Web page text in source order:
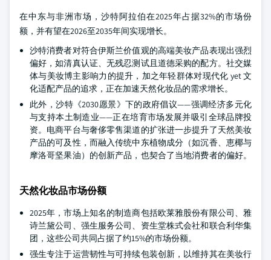
在中东与非洲市场，沙特阿拉伯在2025年占据32%的市场份
额，并有望在2026至2035年间实现增长。
沙特消费者对符合伊斯兰价值观的高端美妆产品表现出强烈
偏好，如清真认证、无残忍测试且道德采购的配方。社交媒
体与美妆博主影响力的提升，加之年轻群体对现代化 yet 文
化适配产品的追求，正在加速天然化妆品的需求增长。
此外，沙特《2030愿景》下的政府倡议——强调经济多元化
与支持本土制造业——正在培育市场发展并吸引全球品牌投
资。电商平台与奢侈零售渠道的扩张进一步提升了天然美妆
产品的可及性，而融入传统中东植物成分（如沉香、恵椰与
摩洛哥坚果油）的创新产品，也契合了当地消费者的偏好。
天然化妆品市场份额
2025年，市场上知名的制造商包括欧莱雅股份有限公司、雅
诗兰黛公司、强生服务公司、资生堂株式会社和联合利华集
团，这些公司共同占据了约15%的市场份额。
强生专注于运营韧性与可持续包装创新，以维持其在美妆行